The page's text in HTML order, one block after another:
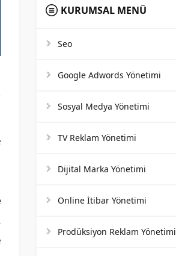
KURUMSAL MENÜ
Seo
Google Adwords Yönetimi
Sosyal Medya Yönetimi
TV Reklam Yönetimi
Dijital Marka Yönetimi
Online İtibar Yönetimi
Prodüksiyon Reklam Yönetimi